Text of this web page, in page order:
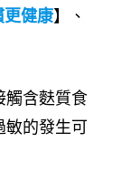
健康】、
觸含麩質食
敏的發生可